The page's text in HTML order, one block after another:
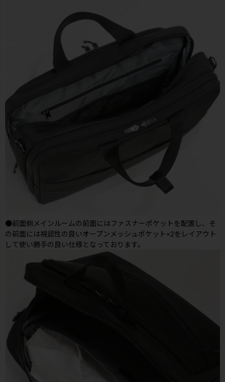
●前面側メインルームの前面にはファスナーポケットを配置し、そ
の前面には視認性の良いオープンメッシュポケット×2をレイアウト
して使い勝手の良い仕様となっております。